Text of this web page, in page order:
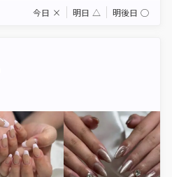
今日 × 明日 △ 明後日 ◯